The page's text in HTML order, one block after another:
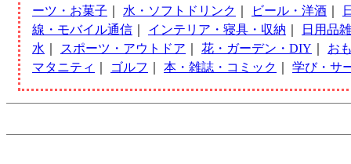
ーツ・お菓子
水・ソフトドリンク ビール・洋酒
線・モバイル通信
インテリア・寝具・収納
日用品
水
スポーツ・アウトドア 花・ガーデン・DIY
お
マタニティ
ゴルフ 本・雑誌・コミック 学び・サ